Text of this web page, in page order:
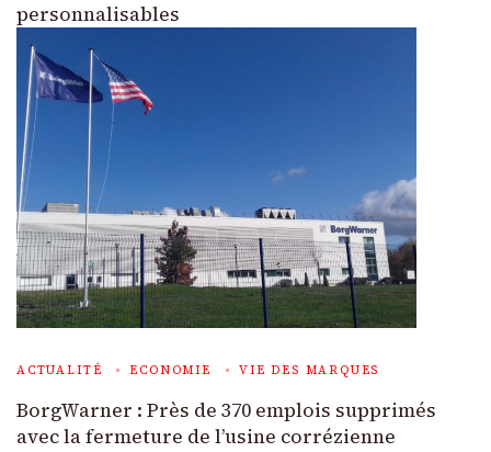
personnalisables
ACTUALITÉ ECONOMIE VIE DES MARQUES
BorgWarner : Près de 370 emplois supprimés
avec la fermeture de l’usine corrézienne